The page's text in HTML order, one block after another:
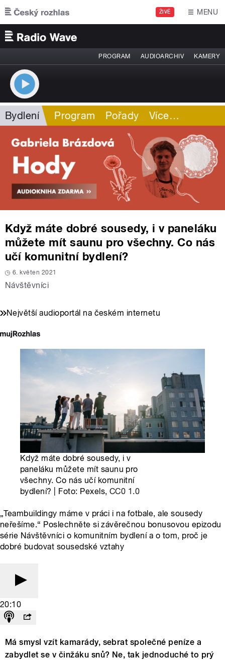
Přejít k hlavnímu obsahu
ŽIVĚ MENU
PROGRAM AUDIOARCHIV KAMERY
Bydlení Program Pořady Více…
Když máte dobré sousedy, i v paneláku
můžete mít saunu pro všechny. Co nás
učí komunitní bydlení?
6. květen 2021
Návštěvníci
Největší audioportál na českém internetu
Když máte dobré sousedy, i v
paneláku můžete mít saunu pro
všechny. Co nás učí komunitní
bydlení? | Foto: Pexels, CC0 1.0
„Teambuildingy máme v práci i na fotbale, ale sousedy
neřešíme.“ Poslechněte si závěrečnou bonusovou epizodu
série Návštěvníci o komunitním bydlení a o tom, proč je
dobré budovat sousedské vztahy
20:10
Má smysl vzít kamarády, sebrat společné peníze a
zabydlet se v činžáku snů? Ne, tak jednoduché to prý